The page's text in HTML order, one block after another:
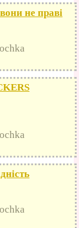
не праві